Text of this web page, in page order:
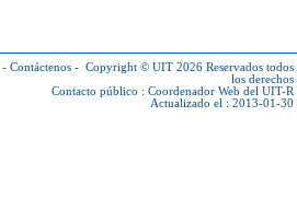
- Contáctenos - Copyright © UIT 2026 Reservados todos
los derechos
Contacto público : Coordenador Web del UIT-R
Actualizado el : 2013-01-30